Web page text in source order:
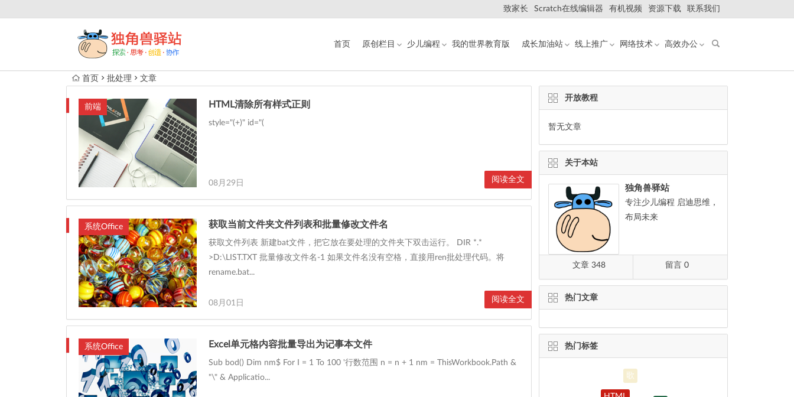
致家长 Scratch在线编辑器 有机视频 资源下载 联系我们
首页 原创栏目 少儿编程 我的世界教育版 成长加油站 线上推广 网络技术 高效办公
首页 批处理 文章
前端 HTML清除所有样式正则
style="(+)" id="(
08月29日 阅读全文
系统Office 获取当前文件夹文件列表和批量修改文件名
获取文件列表 新建bat文件，把它放在要处理的文件夹下双击运行。 DIR *.*
>D:\LIST.TXT 批量修改文件名-1 如果文件名没有空格，直接用ren批处理代码。将
rename.bat...
08月01日 阅读全文
系统Office Excel单元格内容批量导出为记事本文件
Sub bod() Dim nm$ For I = 1 To 100 '行数范围 n = n + 1 nm = ThisWorkbook.Path &
"\" & Applicatio...
开放教程
暂无文章
关于本站
独角兽驿站
专注少儿编程 启迪思维，
布局未来
文章 348 留言 0
热门文章
热门标签